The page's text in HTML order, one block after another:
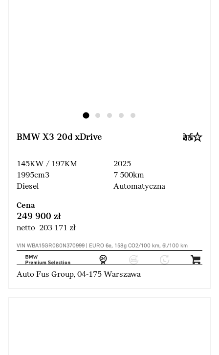
BMW X3 20d xDrive
145KW / 197KM
1995cm3
Diesel
2025
7 500km
Automatyczna
Cena
249 900 zł
netto 203 171 zł
VIN WBA15GR080N370999 | EURO 6e, 158g CO2/100 km, 6l/100 km
Auto Fus Group, 04-175 Warszawa